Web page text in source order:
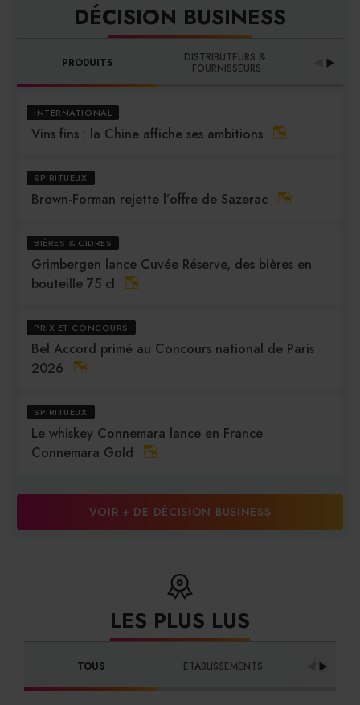
DÉCISION BUSINESS
PRODUITS DISTRIBUTEURS &
FOURNISSEURS
INTERNATIONAL
Vins fins : la Chine affiche ses ambitions
SPIRITUEUX
Brown-Forman rejette l’offre de Sazerac
BIÈRES & CIDRES
Grimbergen lance Cuvée Réserve, des bières en
bouteille 75 cl
PRIX ET CONCOURS
Bel Accord primé au Concours national de Paris
2026
SPIRITUEUX
Le whiskey Connemara lance en France
Connemara Gold
VOIR + DE DÉCISION BUSINESS
LES PLUS LUS
TOUS ETABLISSEMENTS